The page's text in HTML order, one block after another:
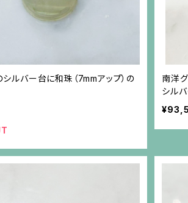
ルバー台に和珠（7mmアップ）の
南洋
シル